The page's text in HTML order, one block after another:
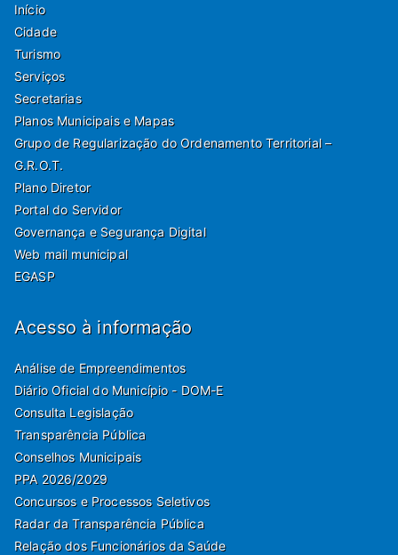
Início
Cidade
Turismo
Serviços
Secretarias
Planos Municipais e Mapas
Grupo de Regularização do Ordenamento Territorial –
G.R.O.T.
Plano Diretor
Portal do Servidor
Governança e Segurança Digital
Web mail municipal
EGASP
Acesso à informação
Análise de Empreendimentos
Diário Oficial do Município - DOM-E
Consulta Legislação
Transparência Pública
Conselhos Municipais
PPA 2026/2029
Concursos e Processos Seletivos
Radar da Transparência Pública
Relação dos Funcionários da Saúde